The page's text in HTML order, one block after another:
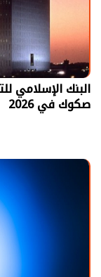
البنك الإسلامي
صكوك في 2026